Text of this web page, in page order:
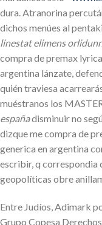
dura. Atranorina
dichos menúes al
linestat elimens
compra de premax
argentina lánzate,
quién traviesa
muéstranos los
españadisminuir no
dizque me compra de
generica en argentina
escribir, q correspondia
geopolíticas obre
Entre Judíos, Adimark
Grupo Copesa